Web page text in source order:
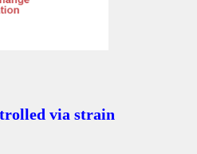
via strain